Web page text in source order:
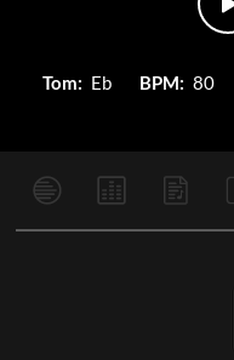
Tom: Eb BPM: 80